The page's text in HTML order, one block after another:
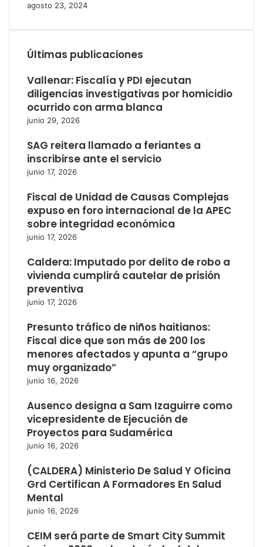
agosto 23, 2024
Últimas publicaciones
Vallenar: Fiscalía y PDI ejecutan
diligencias investigativas por homicidio
ocurrido con arma blanca
junio 29, 2026
SAG reitera llamado a feriantes a
inscribirse ante el servicio
junio 17, 2026
Fiscal de Unidad de Causas Complejas
expuso en foro internacional de la APEC
sobre integridad económica
junio 17, 2026
Caldera: Imputado por delito de robo a
vivienda cumplirá cautelar de prisión
preventiva
junio 17, 2026
Presunto tráfico de niños haitianos:
Fiscal dice que son más de 200 los
menores afectados y apunta a “grupo
muy organizado”
junio 16, 2026
Ausenco designa a Sam Izaguirre como
vicepresidente de Ejecución de
Proyectos para Sudamérica
junio 16, 2026
(CALDERA) Ministerio De Salud Y Oficina
Grd Certifican A Formadores En Salud
Mental
junio 16, 2026
CEIM será parte de Smart City Summit